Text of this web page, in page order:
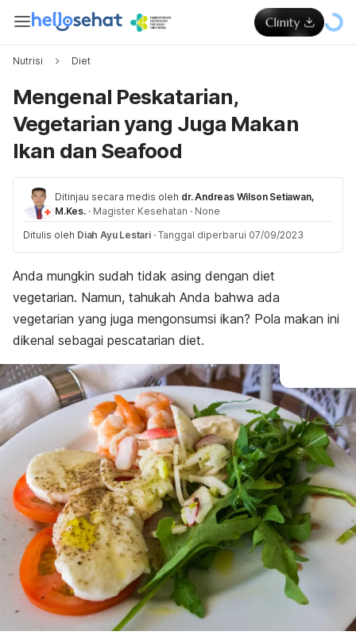
Nutrisi Diet
Mengenal Peskatarian,
Vegetarian yang Juga Makan
Ikan dan Seafood
Ditinjau secara medis oleh dr. Andreas Wilson Setiawan,
M.Kes. · Magister Kesehatan · None
Ditulis oleh Diah Ayu Lestari · Tanggal diperbarui 07/09/2023
Anda mungkin sudah tidak asing dengan diet
vegetarian. Namun, tahukah Anda bahwa ada
vegetarian yang juga mengonsumsi ikan? Pola makan ini
dikenal sebagai pescatarian diet.